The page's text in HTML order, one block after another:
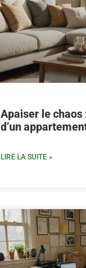
Apaiser le
d’un
LIRE LA SUITE »